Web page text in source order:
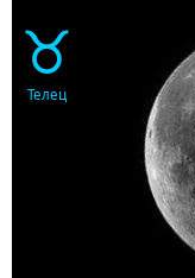
♉
Телец